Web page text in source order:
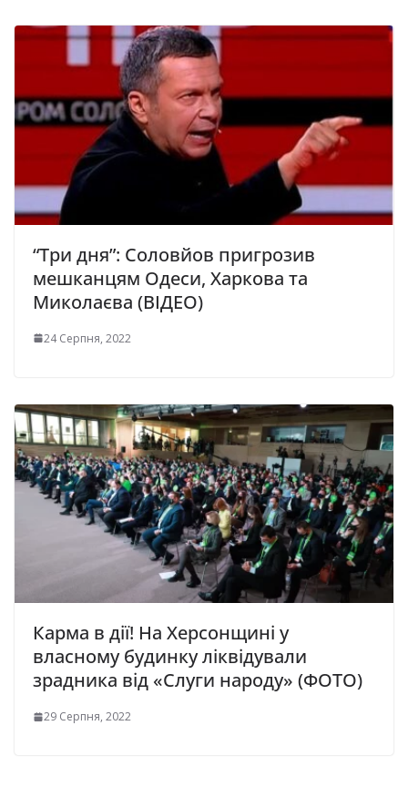
“Три дня”: Соловйов пригрозив
мешканцям Одеси, Харкова та
Миколаєва (ВІДЕО)
24 Серпня, 2022
Карма в дії! На Херсонщині у
власному будинку ліквідували
зрадника від «Слуги народу» (ФОТО)
29 Серпня, 2022